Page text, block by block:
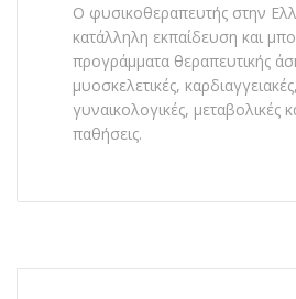
Ο φυσικοθεραπευτής στην
κατάλληλη εκπαίδευση και
προγράμματα θεραπευτικής
μυοσκελετικές,
γυναικολογικές, μεταβολικές
παθήσεις.